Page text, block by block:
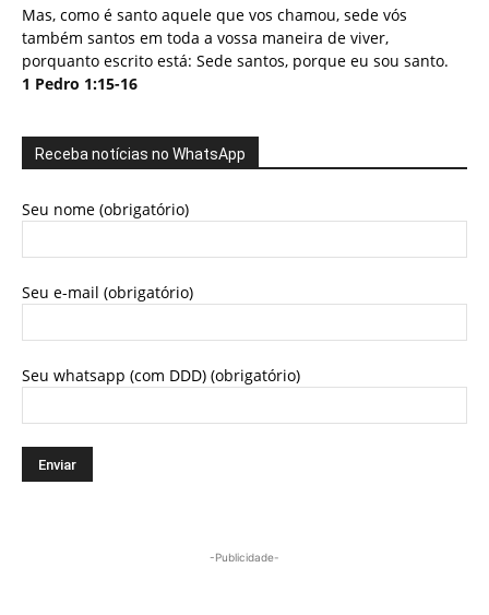
Mas, como é santo aquele que vos chamou, sede vós
também santos em toda a vossa maneira de viver,
porquanto escrito está: Sede santos, porque eu sou santo.
1 Pedro 1:15-16
Receba notícias no WhatsApp
Seu nome (obrigatório)
Seu e-mail (obrigatório)
Seu whatsapp (com DDD) (obrigatório)
-Publicidade-